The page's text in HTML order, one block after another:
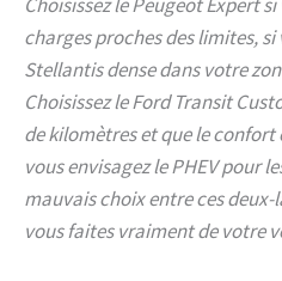
charges proches des limites, si
Stellantis dense dans votre
Choisissez le Ford Transit
de kilomètres et que le
vous envisagez le PHEV pour
mauvais choix entre ces
vous faites vraiment de votre